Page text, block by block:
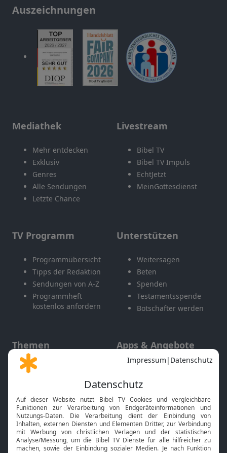
Auszeichnungen
Mediathek
Mehr entdecken
Exklusiv
Genres
Alle Sendungen
Letzte Chance
Livestream
Bibel TV
Bibel TV Impuls
EchtJetzt
MeinGottesdienst
TV Programm
Programmübersicht
Tipps der Redaktion
Sendungen von A-Z
Programmheft
kostenlos anfordern
Unterstützen
Weitersagen
Beten
Spenden
Testamentsspende
Botschafter werden
Themen
Gott und Bibel erklärt
Neuigkeiten
Apps & Angebote
Mobile App
Smart TV
HbbTV
Bibelthek Online-Bibel
Nächster Gottesdienst